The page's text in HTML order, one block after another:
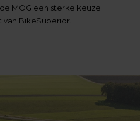
MOG een sterke keuze
BikeSuperior.